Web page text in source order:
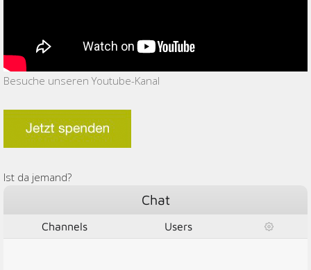
Besuche unseren Youtube-Kanal
Ist da jemand?
Chat
Channels Users